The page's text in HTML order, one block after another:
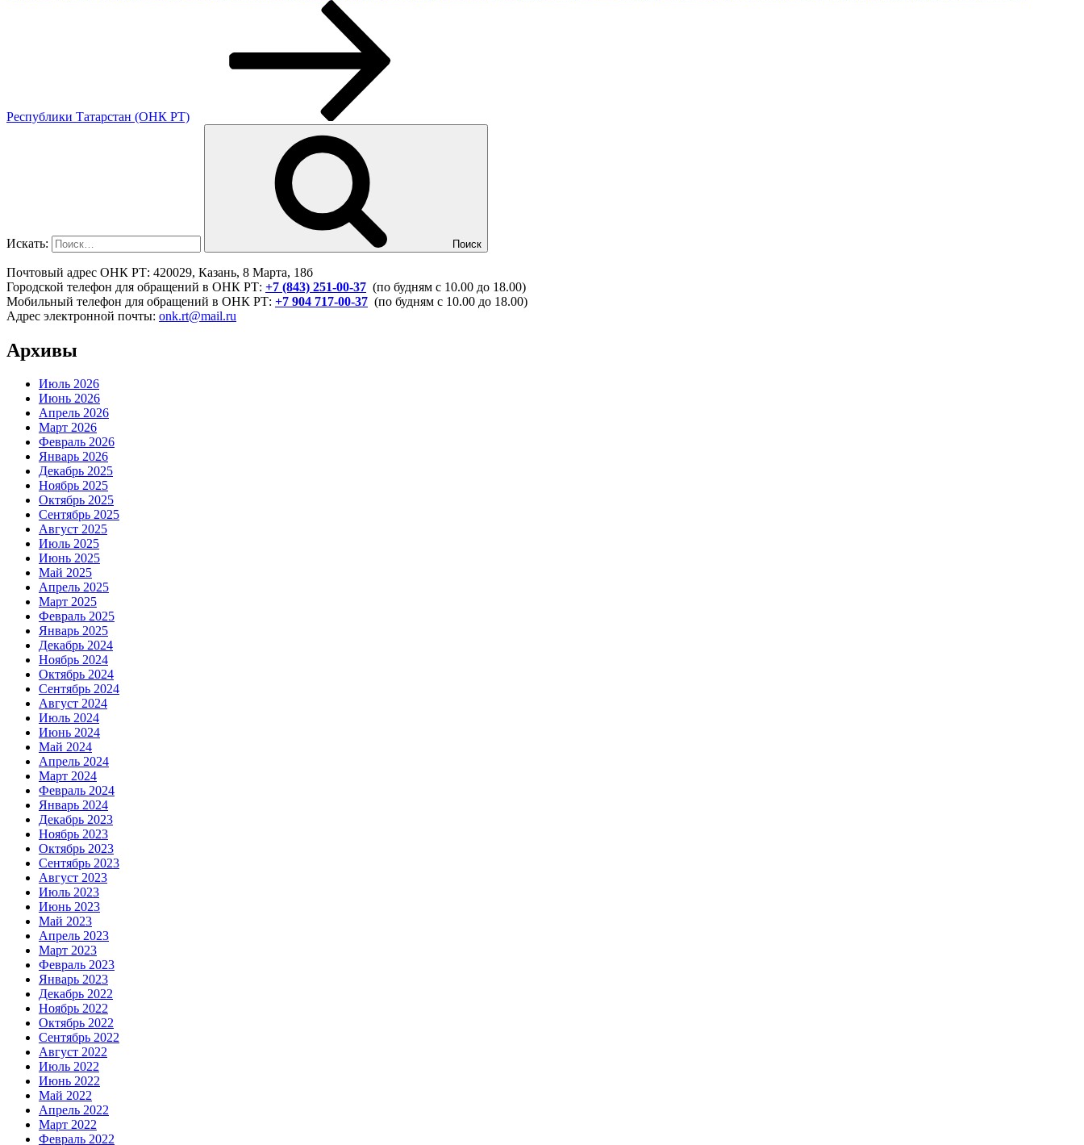
Республики Татарстан (ОНК РТ)
Искать: Поиск
Почтовый адрес ОНК РТ: 420029, Казань, 8 Марта, 18б
Городской телефон для обращений в ОНК РТ: +7 (843) 251-00-37 (по будням с 10.00 до 18.00)
Мобильный телефон для обращений в ОНК РТ: +7 904 717-00-37 (по будням с 10.00 до 18.00)
Адрес электронной почты: onk.rt@mail.ru
Архивы
Июль 2026
Июнь 2026
Апрель 2026
Март 2026
Февраль 2026
Январь 2026
Декабрь 2025
Ноябрь 2025
Октябрь 2025
Сентябрь 2025
Август 2025
Июль 2025
Июнь 2025
Май 2025
Апрель 2025
Март 2025
Февраль 2025
Январь 2025
Декабрь 2024
Ноябрь 2024
Октябрь 2024
Сентябрь 2024
Август 2024
Июль 2024
Июнь 2024
Май 2024
Апрель 2024
Март 2024
Февраль 2024
Январь 2024
Декабрь 2023
Ноябрь 2023
Октябрь 2023
Сентябрь 2023
Август 2023
Июль 2023
Июнь 2023
Май 2023
Апрель 2023
Март 2023
Февраль 2023
Январь 2023
Декабрь 2022
Ноябрь 2022
Октябрь 2022
Сентябрь 2022
Август 2022
Июль 2022
Июнь 2022
Май 2022
Апрель 2022
Март 2022
Февраль 2022